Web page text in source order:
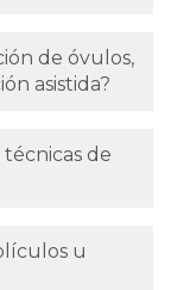
de óvulos,
asistida?
técnicas de
u